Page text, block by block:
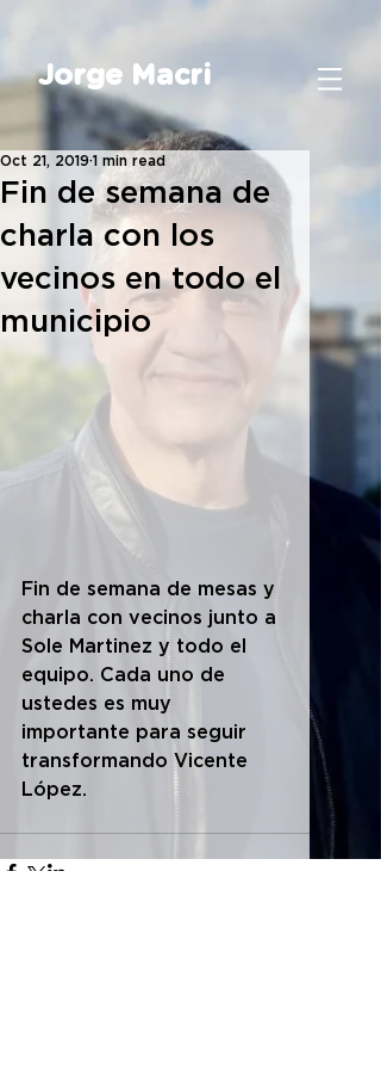
Jorge Macri
Fin de semana de
charla con los
vecinos en todo el
municipio
Oct 21, 2019 1 min read
Fin de semana de mesas y
charla con vecinos junto a
Sole Martinez y todo el
equipo. Cada uno de
ustedes es muy
importante para seguir
transformando Vicente
López.